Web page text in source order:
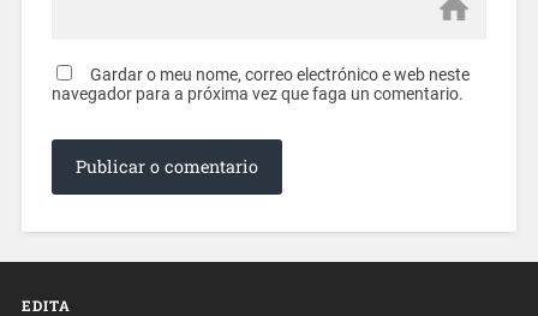
Gardar o meu nome, correo electrónico e web neste
navegador para a próxima vez que faga un comentario.
EDITA